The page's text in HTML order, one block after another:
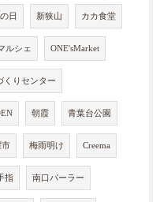
日 新狭山 カカ食堂
ルシェ ONE'sMarket
くりセンター
朝霞 青葉台公園
市 梅雨明け Creema
指 南口パーラー